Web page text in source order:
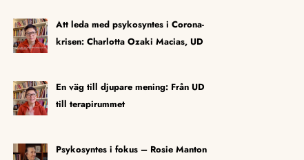
Att leda med psykosyntes i Corona-
krisen: Charlotta Ozaki Macias, UD
En väg till djupare mening: Från UD
till terapirummet
Psykosyntes i fokus – Rosie Manton